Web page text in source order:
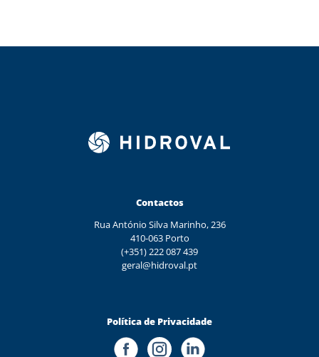
Contactos
Rua António Silva Marinho, 236
410-063 Porto
(+351) 222 087 439
geral@hidroval.pt
Política de Privacidade